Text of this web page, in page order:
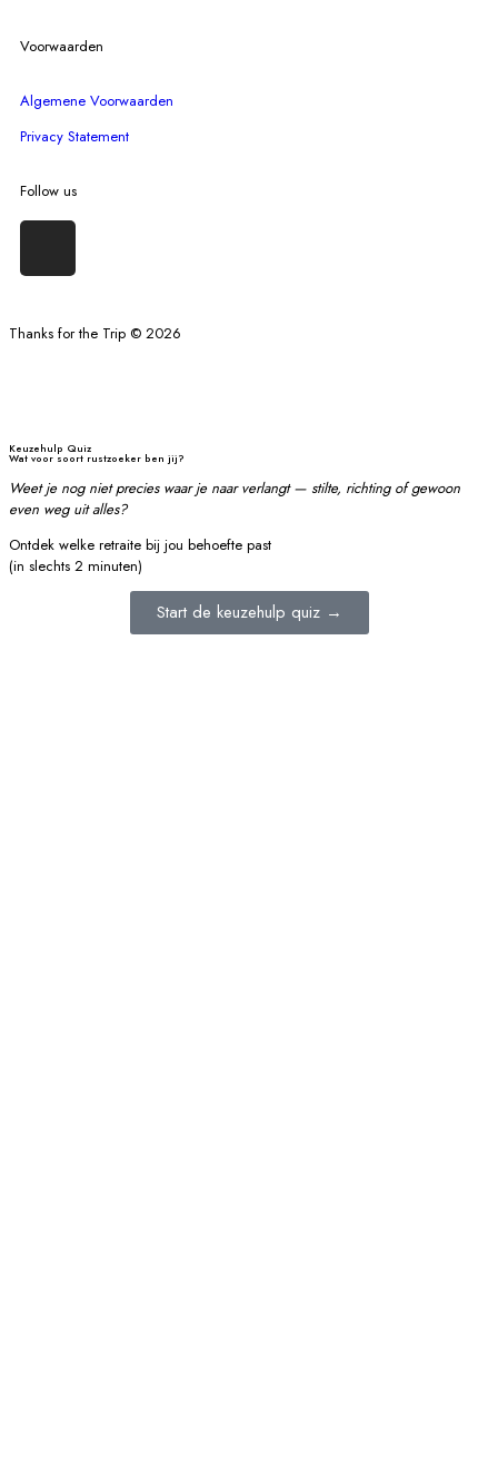
Voorwaarden
Algemene Voorwaarden
Privacy Statement
Follow us
Thanks for the Trip © 2026
Keuzehulp Quiz
Wat voor soort rustzoeker ben jij?
Weet je nog niet precies waar je naar verlangt — stilte, richting of gewoon
even weg uit alles?
Ontdek welke retraite bij jou behoefte past
(in slechts 2 minuten)
Start de keuzehulp quiz →